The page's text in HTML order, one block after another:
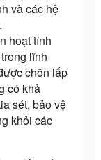
và các hệ
hoạt tính
lĩnh
chôn lấp
có khả
sét, bảo vệ
khỏi các